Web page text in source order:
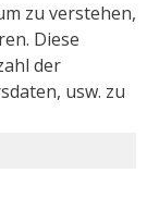
zu verstehen,
Diese
der
usw. zu